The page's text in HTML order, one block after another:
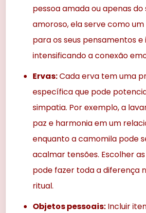
pessoa amada ou apenas do
amoroso, ela serve como
para os seus pensamentos e
intensificando a conexão
Ervas:Cada erva tem uma
específica que pode
simpatia. Por exemplo, a
paz e harmonia em um
enquanto a camomila pode
acalmar tensões. Escolher
pode fazer toda a diferença
ritual.
Objetos pessoais: Incluir